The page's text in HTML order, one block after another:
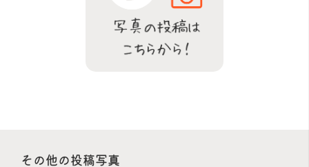
その他の投稿写真